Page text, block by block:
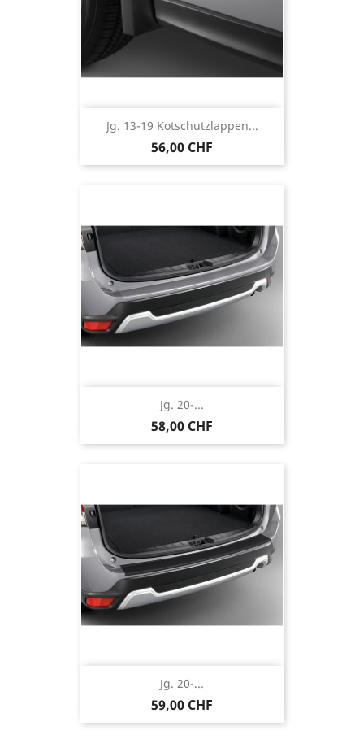
Jg. 13-19 Kotschutzlappen...
56,00 CHF
Jg. 20-...
58,00 CHF
Jg. 20-...
59,00 CHF